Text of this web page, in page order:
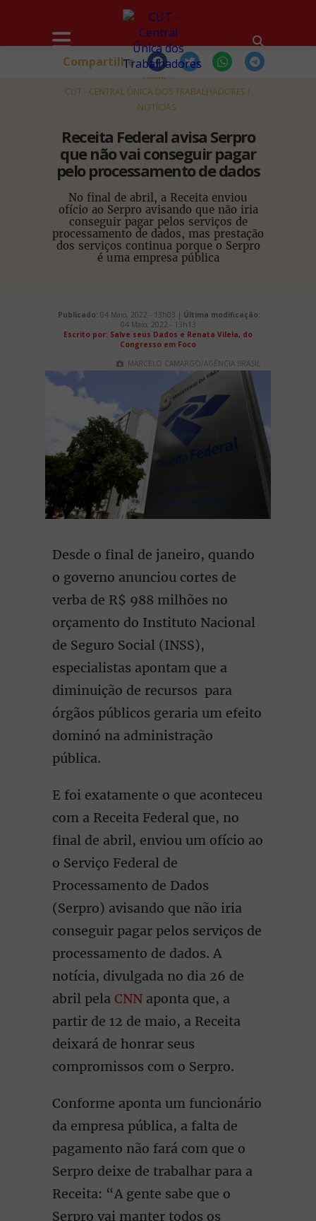
HOME
CUT - CENTRAL ÚNICA DOS TRABALHADORES
NOTÍCIAS
Receita Federal avisa Serpro
que não vai conseguir pagar
pelo processamento de dados
No final de abril, a Receita enviou
ofício ao Serpro avisando que não iria
conseguir pagar pelos serviços de
processamento de dados, mas prestação
dos serviços continua porque o Serpro
é uma empresa pública
Compartilhe
Publicado: 04 Maio, 2022 - 13h03 | Última modificação:
04 Maio, 2022 - 13h13
Escrito por: Salve seus Dados e Renata Vilela, do
Congresso em Foco
MARCELO CAMARGO/AGÊNCIA BRASIL
Desde o final de janeiro, quando
o governo anunciou cortes de
verba de R$ 988 milhões no
orçamento do Instituto Nacional
de Seguro Social (INSS),
especialistas apontam que a
diminuição de recursos para
órgãos públicos geraria um efeito
dominó na administração
pública.
E foi exatamente o que aconteceu
com a Receita Federal que, no
final de abril, enviou um ofício ao
o Serviço Federal de
Processamento de Dados
(Serpro) avisando que não iria
conseguir pagar pelos serviços de
processamento de dados. A
notícia, divulgada no dia 26 de
abril pela CNN aponta que, a
partir de 12 de maio, a Receita
deixará de honrar seus
compromissos com o Serpro.
Conforme aponta um funcionário
da empresa pública, a falta de
pagamento não fará com que o
Serpro deixe de trabalhar para a
Receita: “A gente sabe que o
Serpro vai manter todos os